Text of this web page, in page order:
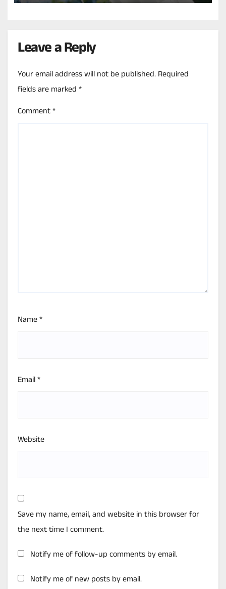
Leave a Reply
Your email address will not be published.Required
fields are marked*
Comment*
Name*
Email*
Website
Save my name, email, and website in this browser for
the next time I comment.
Notify me of follow-up comments by email.
Notify me of new posts by email.